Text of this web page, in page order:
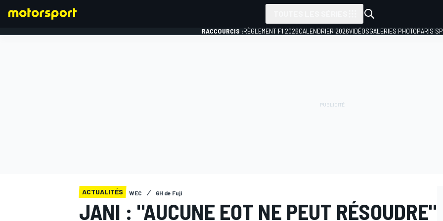
RACCOURCIS :RÈGLEMENT F1 2026CALENDRIER 2026VIDÉOSGALERIES PHOTOPARIS
ACTUALITÉS WEC 6H de Fuji
JANI : "AUCUNE EOT NE PEUT RÉSOUDRE"